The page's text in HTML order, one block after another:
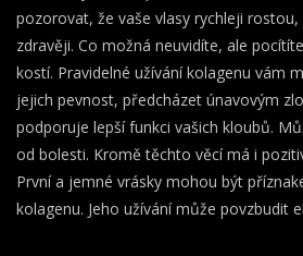
pozorovat, že vaše vlasy rychleji
zdravěji. Co možná neuvidíte, ale
kostí. Pravidelné užívání kolagenu vám
jejich pevnost, předcházet únavovým
podporuje lepší funkci vašich kloubů.
od bolesti. Kromě těchto věcí má i
První a jemné vrásky mohou být
kolagenu. Jeho užívání může povzbudit